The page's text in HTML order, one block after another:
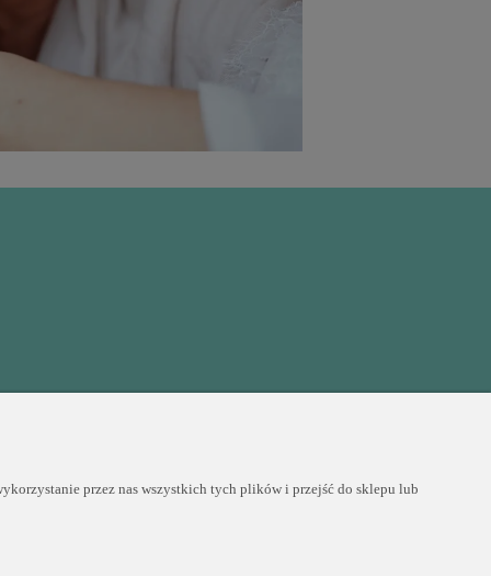
przez nas wszystkich tych plików i przejść do sklepu lub